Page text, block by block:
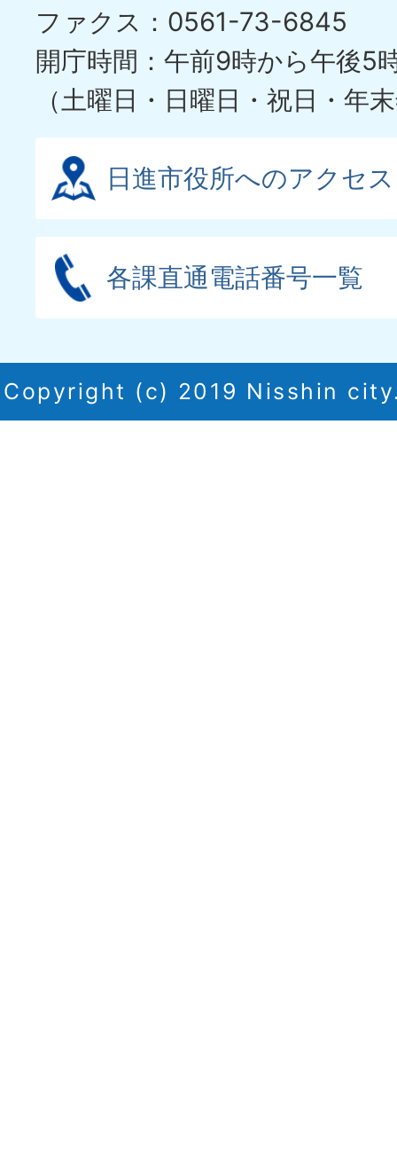
ファクス：0561-73-6845
開庁時間：午前9時から午後5
（土曜日・日曜日・祝日・年
日進市役所へのアクセス
各課直通電話番号一覧
Copyright (c) 2019 Nisshin